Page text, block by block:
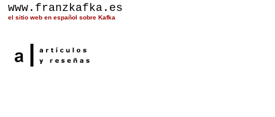
www.franzkafka.es
el sitio web en español sobre Kafka